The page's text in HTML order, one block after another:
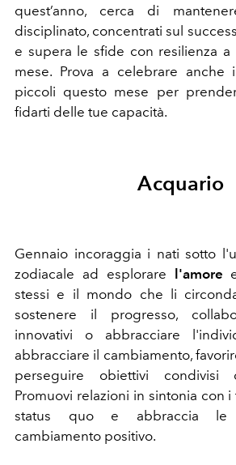
quest’anno, cerca di
disciplinato, concentrati sul
e supera le sfide con resilienza
mese. Prova a celebrare
piccoli questo mese per
fidarti delle tue capacità.
Acquario
Gennaio incoraggia i nati sotto
zodiacale ad esplorare
l'amore
stessi e il mondo che li
sostenere il progresso,
innovativi o abbracciare
abbracciare il cambiamento,
perseguire obiettivi condivisi
Promuovi relazioni in sintonia con
status quo e abbraccia le
cambiamento positivo.